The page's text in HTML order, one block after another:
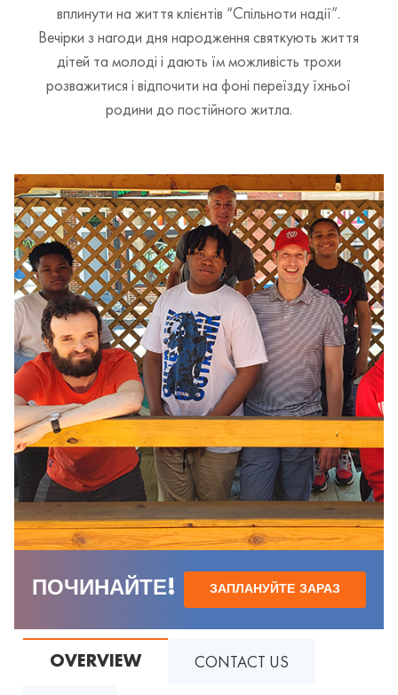
вплинути на життя клієнтів “Спільноти надії”.
Вечірки з нагоди дня народження святкують життя
дітей та молоді і дають їм можливість трохи
розважитися і відпочити на фоні переїзду їхньої
родини до постійного житла.
ПОЧИНАЙТЕ! ЗАПЛАНУЙТЕ ЗАРАЗ
OVERVIEW CONTACT US